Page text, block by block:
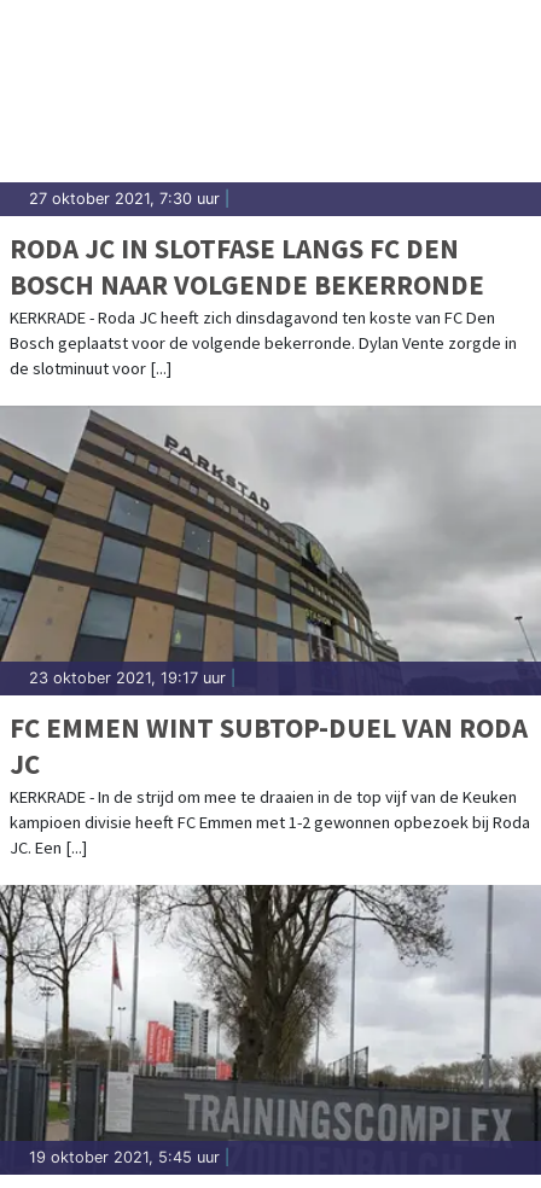
27 oktober 2021, 7:30 uur
RODA JC IN SLOTFASE LANGS FC DEN
BOSCH NAAR VOLGENDE BEKERRONDE
KERKRADE - Roda JC heeft zich dinsdagavond ten koste van FC Den
Bosch geplaatst voor de volgende bekerronde. Dylan Vente zorgde in
de slotminuut voor [...]
23 oktober 2021, 19:17 uur
FC EMMEN WINT SUBTOP-DUEL VAN RODA
JC
KERKRADE - In de strijd om mee te draaien in de top vijf van de Keuken
kampioen divisie heeft FC Emmen met 1-2 gewonnen opbezoek bij Roda
JC. Een [...]
19 oktober 2021, 5:45 uur